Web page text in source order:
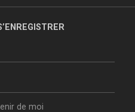
de moi